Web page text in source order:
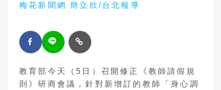
梅花新聞網 簡立欣/台北報導
教育部今天（5日）召開修正《教師請假規
則》研商會議，針對新增訂的教師「身心調